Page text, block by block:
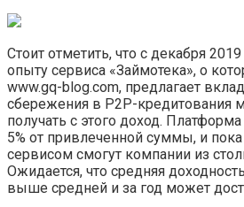
Стоит отметить, что с декабря
опыту сервиса «Займотека», о
www.gq-blog.com, предлагает
сбережения в Р2Р-кредитования
получать с этого доход.
5% от привлеченной суммы, и
сервисом смогут компании из
Ожидается, что средняя
выше средней и за год может